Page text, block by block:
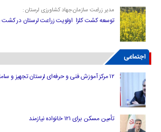
مدیر زراعت سازمان جهاد کشاورزی لرستان :
توسعه کشت کلزا اولویت زراعت لرستان در کشت
اجتماعی
۱۲ مرکز آموزش فنی و حرفه‌ای لرستان تجهیز و ساماندهی شد
تأمین مسکن برای ۱۲۱ خانواده نیازمند